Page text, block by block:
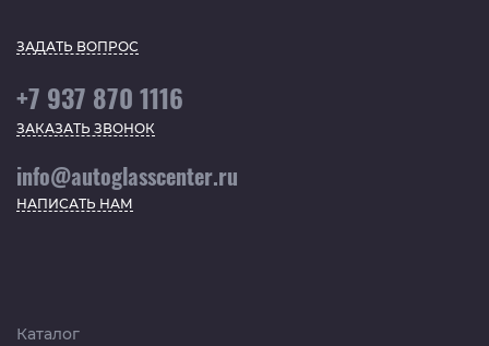
ЗАДАТЬ ВОПРОС
+7 937 870 1116
ЗАКАЗАТЬ ЗВОНОК
info@autoglasscenter.ru
НАПИСАТЬ НАМ
Каталог